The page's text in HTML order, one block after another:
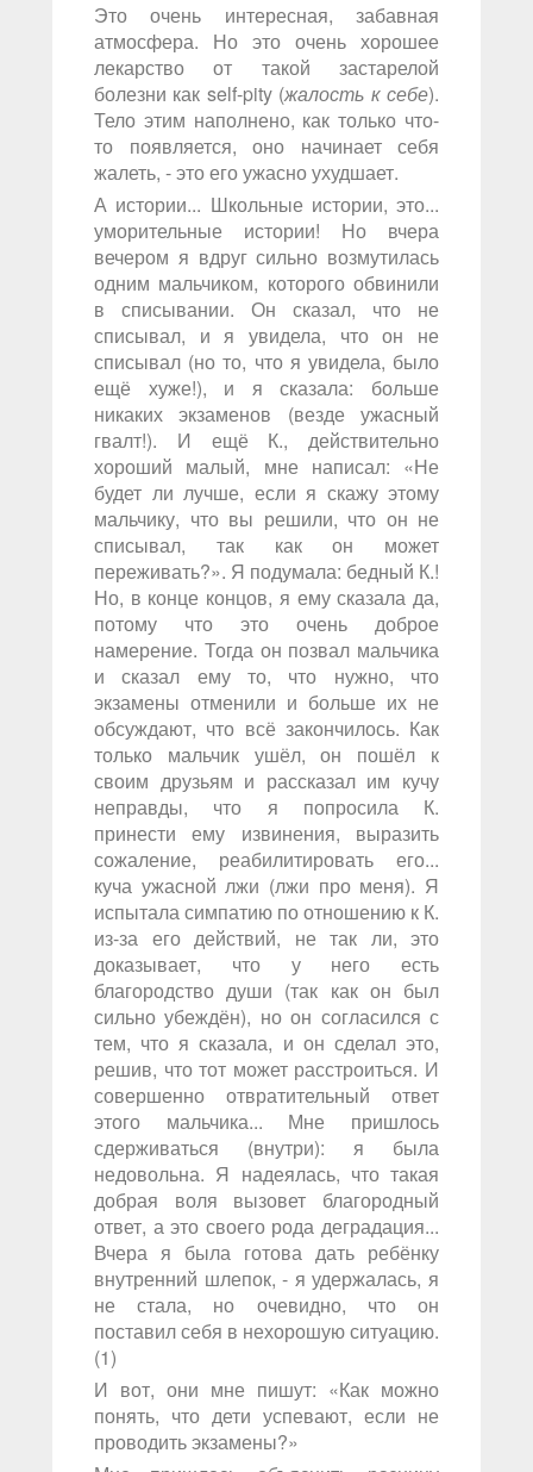
Это очень интересная, забавная
атмосфера. Но это очень хорошее
лекарство от такой застарелой
болезни как self-pity (жалость к себе).
Тело этим наполнено, как только что-
то появляется, оно начинает себя
жалеть, - это его ужасно ухудшает.
А истории... Школьные истории, это...
уморительные истории! Но вчера
вечером я вдруг сильно возмутилась
одним мальчиком, которого обвинили
в списывании. Он сказал, что не
списывал, и я увидела, что он не
списывал (но то, что я увидела, было
ещё хуже!), и я сказала: больше
никаких экзаменов (везде ужасный
гвалт!). И ещё К., действительно
хороший малый, мне написал: «Не
будет ли лучше, если я скажу этому
мальчику, что вы решили, что он не
списывал, так как он может
переживать?». Я подумала: бедный К.!
Но, в конце концов, я ему сказала да,
потому что это очень доброе
намерение. Тогда он позвал мальчика
и сказал ему то, что нужно, что
экзамены отменили и больше их не
обсуждают, что всё закончилось. Как
только мальчик ушёл, он пошёл к
своим друзьям и рассказал им кучу
неправды, что я попросила К.
принести ему извинения, выразить
сожаление, реабилитировать его...
куча ужасной лжи (лжи про меня). Я
испытала симпатию по отношению к К.
из-за его действий, не так ли, это
доказывает, что у него есть
благородство души (так как он был
сильно убеждён), но он согласился с
тем, что я сказала, и он сделал это,
решив, что тот может расстроиться. И
совершенно отвратительный ответ
этого мальчика... Мне пришлось
сдерживаться (внутри): я была
недовольна. Я надеялась, что такая
добрая воля вызовет благородный
ответ, а это своего рода деградация...
Вчера я была готова дать ребёнку
внутренний шлепок, - я удержалась, я
не стала, но очевидно, что он
поставил себя в нехорошую ситуацию.
(1)
И вот, они мне пишут: «Как можно
понять, что дети успевают, если не
проводить экзамены?»